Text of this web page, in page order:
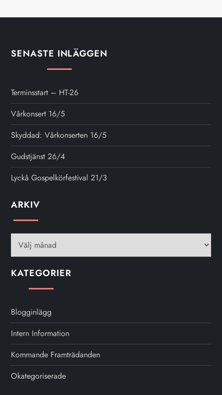
SENASTE INLÄGGEN
Terminsstart – HT-26
Vårkonsert 16/5
Skyddad: Vårkonserten 16/5
Gudstjänst 26/4
Lyckå Gospelkörfestival 21/3
ARKIVArkiv
KATEGORIER
Blogginlägg
Intern Information
Kommande Framträdanden
Okategoriserade